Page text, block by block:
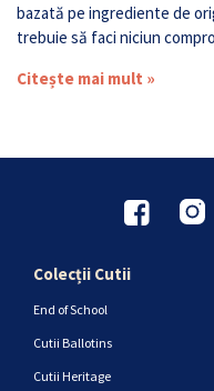
bazată pe ingrediente de
trebuie să faci niciun
Citește mai mult »
Colecții Cutii
End of School
Cutii Ballotins
Cutii Heritage